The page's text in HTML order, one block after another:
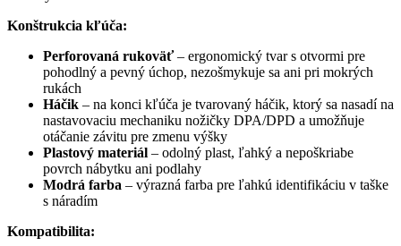
Konštrukcia kľúča:
Perforovaná rukoväť– ergonomický tvar s otvormi pre
pohodlný a pevný úchop, nezošmykuje sa ani pri mokrých
rukách
Háčik – na konci kľúča je tvarovaný háčik, ktorý sa nasadí na
nastavovaciu mechaniku nožičky DPA/DPD a umožňuje
otáčanie závitu pre zmenu výšky
Plastový materiál – odolný plast, ľahký a nepoškriabe
povrch nábytku ani podlahy
Modrá farba – výrazná farba pre ľahkú identifikáciu v taške
s náradím
Kompatibilita: